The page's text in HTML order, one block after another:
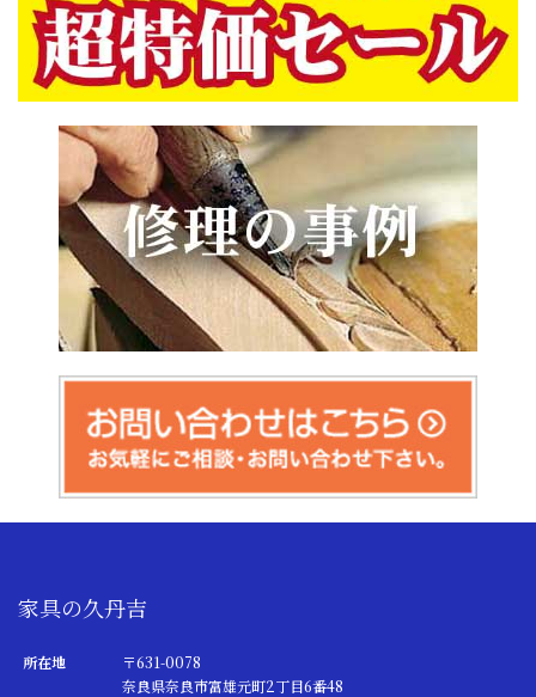
家具の久丹吉
所在地
〒631-0078
奈良県奈良市富雄元町2丁目6番48